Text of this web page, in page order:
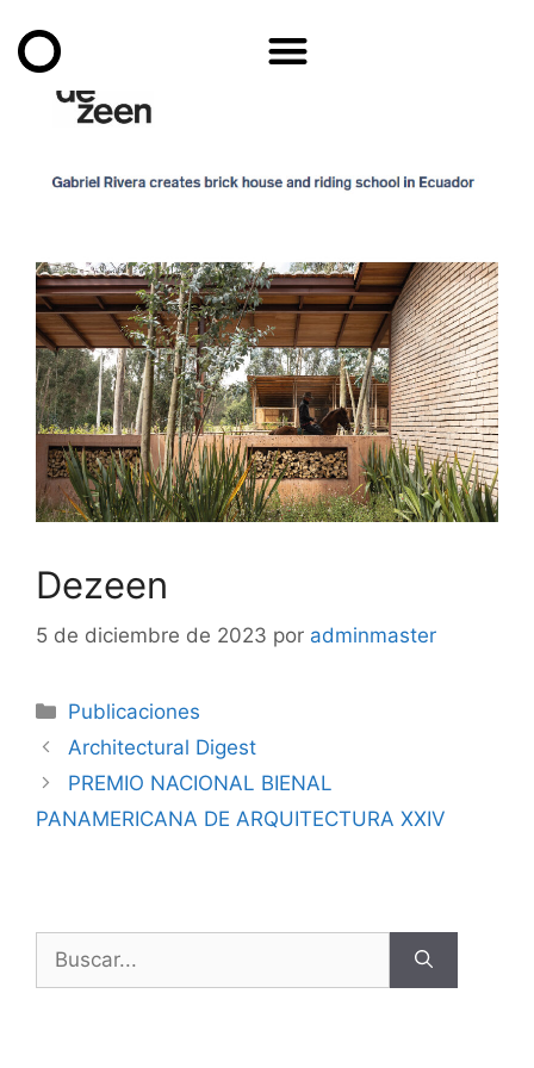
Dezeen
5 de diciembre de 2023 por adminmaster
Publicaciones
Architectural Digest
PREMIO NACIONAL BIENAL
PANAMERICANA DE ARQUITECTURA XXIV